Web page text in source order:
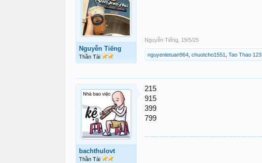
Nguyễn Tiếng
Thần Tài
Nguyễn Tiếng 19/5/25
nguyenletuan964 chuotcho1551 Tao Thao 123
bachthulovt
Thần Tài
215
915
399
799